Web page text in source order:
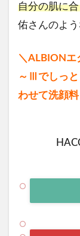
自分の肌に
佑さんのよ
＼ALBIONエ
～Ⅲでしっ
わせて洗顔